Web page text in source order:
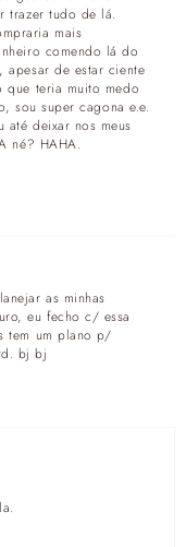
trazer tudo de lá.
mais
comendo lá do
apesar de estar ciente
que teria muito medo
sou super cagona e.e.
até deixar nos meus
né? HAHA.
as minhas
eu fecho c/ essa
tem um plano p/
bj bj